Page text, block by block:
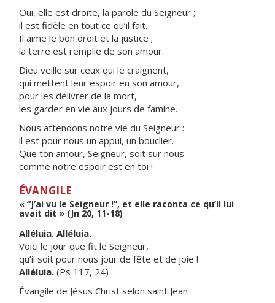
Oui, elle est droite, la parole du Seigneur ;
il est fidèle en tout ce qu’il fait.
Il aime le bon droit et la justice ;
la terre est remplie de son amour.
Dieu veille sur ceux qui le craignent,
qui mettent leur espoir en son amour,
pour les délivrer de la mort,
les garder en vie aux jours de famine.
Nous attendons notre vie du Seigneur :
il est pour nous un appui, un bouclier.
Que ton amour, Seigneur, soit sur nous
comme notre espoir est en toi !
ÉVANGILE
« “J’ai vu le Seigneur !”, et elle raconta ce qu’il lui
avait dit » (Jn 20, 11-18)
Alléluia. Alléluia.
Voici le jour que fit le Seigneur,
qu’il soit pour nous jour de fête et de joie !
Alléluia. (Ps 117, 24)
Évangile de Jésus Christ selon saint Jean